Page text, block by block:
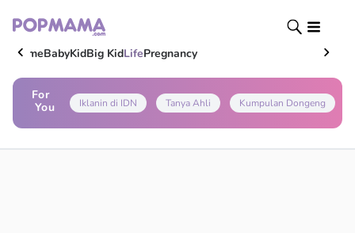
HomeBabyKidBig KidLifePregnancy
For
You
Iklanin di IDN Tanya Ahli Kumpulan Dongeng